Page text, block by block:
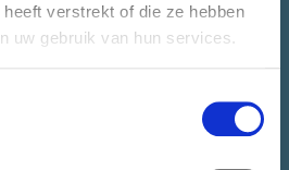
verstrekt of die ze hebben
uw gebruik van hun services.